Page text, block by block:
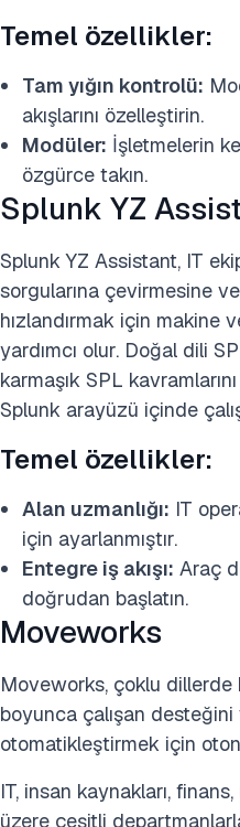
Temel özellikler:
Tam yığın kontrolü:
akışlarını özelleştirin.
Modüler: İşletmelerin
özgürce takın.
Splunk YZ
Splunk YZ Assistant, IT
sorgularına çevirmesine
hızlandırmak için makine
yardımcı olur. Doğal dili
karmaşık SPL
Splunk arayüzü içinde
Temel özellikler:
Alan uzmanlığı: IT
için ayarlanmıştır.
Entegre iş akışı: Araç
doğrudan başlatın.
Moveworks
Moveworks, çoklu
boyunca çalışan desteğini
otomatikleştirmek için
IT, insan kaynakları,
üzere çeşitli